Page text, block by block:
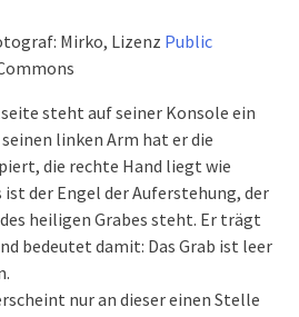
Mirko, Lizenz Public
steht auf seiner Konsole ein
linken Arm hat er die
die rechte Hand liegt wie
ist der Engel der Auferstehung, der
heiligen Grabes steht. Er trägt
bedeutet damit: Das Grab ist leer
nur an dieser einen Stelle